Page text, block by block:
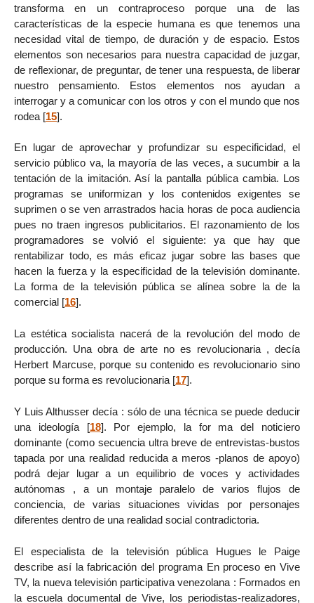
transforma en un contraproceso porque una de las
características de la especie humana es que tenemos una
necesidad vital de tiempo, de duración y de espacio. Estos
elementos son necesarios para nuestra capacidad de juzgar,
de reflexionar, de preguntar, de tener una respuesta, de liberar
nuestro pensamiento. Estos elementos nos ayudan a
interrogar y a comunicar con los otros y con el mundo que nos
rodea [15].
En lugar de aprovechar y profundizar su especificidad, el
servicio público va, la mayoría de las veces, a sucumbir a la
tentación de la imitación. Así la pantalla pública cambia. Los
programas se uniformizan y los contenidos exigentes se
suprimen o se ven arrastrados hacia horas de poca audiencia
pues no traen ingresos publicitarios. El razonamiento de los
programadores se volvió el siguiente: ya que hay que
rentabilizar todo, es más eficaz jugar sobre las bases que
hacen la fuerza y la especificidad de la televisión dominante.
La forma de la televisión pública se alínea sobre la de la
comercial [16].
La estética socialista nacerá de la revolución del modo de
producción. Una obra de arte no es revolucionaria , decía
Herbert Marcuse, porque su contenido es revolucionario sino
porque su forma es revolucionaria [17].
Y Luis Althusser decía : sólo de una técnica se puede deducir
una ideología[18]. Por ejemplo, la for ma del noticiero
dominante (como secuencia ultra breve de entrevistas-bustos
tapada por una realidad reducida a meros -planos de apoyo)
podrá dejar lugar a un equilibrio de voces y actividades
autónomas , a un montaje paralelo de varios flujos de
conciencia, de varias situaciones vividas por personajes
diferentes dentro de una realidad social contradictoria.
El especialista de la televisión pública Hugues le Paige
describe así la fabricación del programa En proceso en Vive
TV, la nueva televisión participativa venezolana : Formados en
la escuela documental de Vive, los periodistas-realizadores,